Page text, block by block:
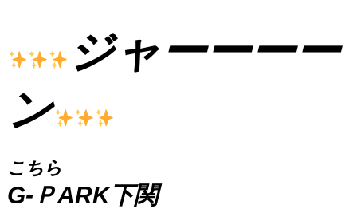
ジャーーーー
ン
こちら
G-ＰARK下関